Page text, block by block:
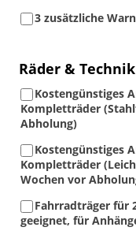
3 zusätzliche
Räder & Technik
Kostengünstiges
Kompletträder
Abholung)
Kostengünstiges
Kompletträder
Wochen vor
Fahrradträger für
geeignet, für